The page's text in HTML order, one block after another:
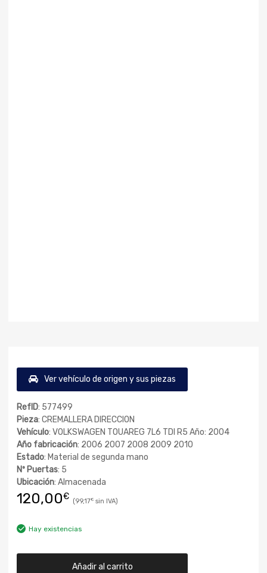
Ver vehículo de origen y sus piezas
RefID: 577499
Pieza: CREMALLERA DIRECCION
Vehículo: VOLKSWAGEN TOUAREG 7L6 TDI R5 Año: 2004
Año fabricación: 2006 2007 2008 2009 2010
Estado: Material de segunda mano
Nº Puertas: 5
Ubicación: Almacenada
120,00€ 99,17€
Hay existencias
Añadir al carrito